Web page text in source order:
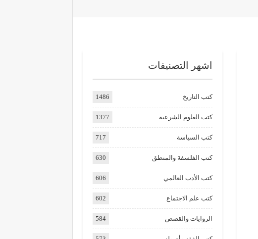
اشهر التصنيفات
كتب التاريخ 1486
كتب العلوم الشرعية 1377
كتب السياسة 717
كتب الفلسفة والمنطق 630
كتب الأدب العالمي 606
كتب علم الاجتماع 602
الروايات والقصص 584